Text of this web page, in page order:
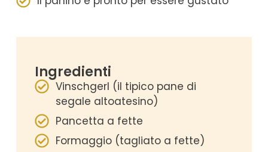
Ingredienti
Vinschgerl (il tipico pane di
segale altoatesino)
Pancetta a fette
Formaggio (tagliato a fette)